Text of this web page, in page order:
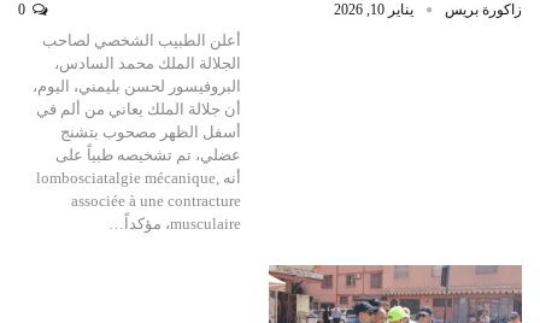
زاكورة بريس يناير 10, 2026
أعلن الطبيب الشخصي لصاحب
الجلالة الملك محمد السادس،
البروفيسور لحسن بليمني، اليوم،
أن جلالة الملك يعاني من ألم في
أسفل الظهر مصحوب بتشنج
عضلي، تم تشخيصه طبياً على
أنه lombosciatalgie mécanique,
associée à une contracture
musculaire، مؤكداً…